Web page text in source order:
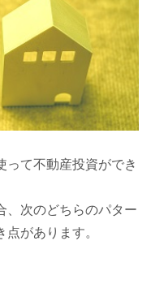
って不動産投資ができ
、次のどちらのパター
があります。